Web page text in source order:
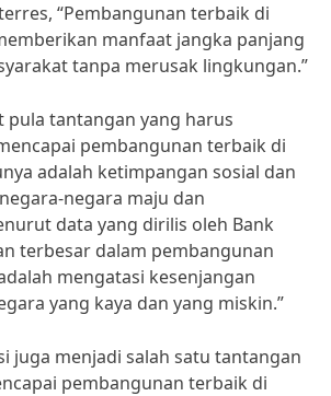
“Pembangunan terbaik di
manfaat jangka panjang
tanpa merusak lingkungan.”
pula tantangan yang harus
pembangunan terbaik di
adalah ketimpangan sosial dan
negara maju dan
data yang dirilis oleh Bank
terbesar dalam pembangunan
mengatasi kesenjangan
yang kaya dan yang miskin.”
juga menjadi salah satu tantangan
pembangunan terbaik di